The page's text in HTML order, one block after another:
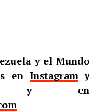
y el Mundo
en Instagramy
en